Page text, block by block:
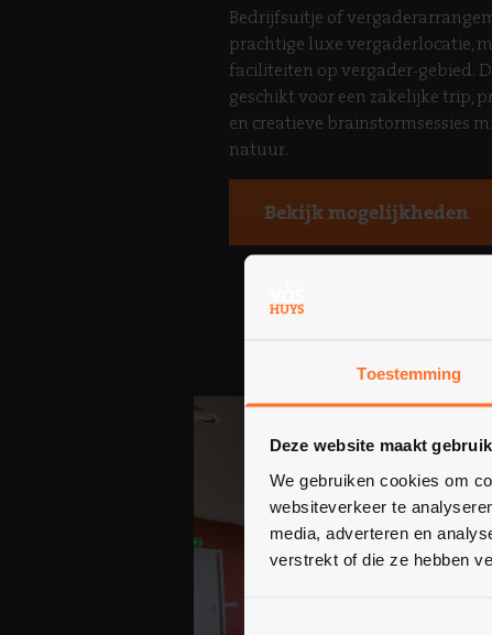
Toestemming
Deze website maakt
We gebruiken cookies om
websiteverkeer te
media, adverteren en
verstrekt of die ze hebben
Bedrijfsuitje of
prachtige luxe vergaderlocatie,
faciliteiten op vergader-gebied.
geschikt voor een zakelijke trip,
en creatieve brainstormsessies
natuur.
Bekijk mogelijkheden